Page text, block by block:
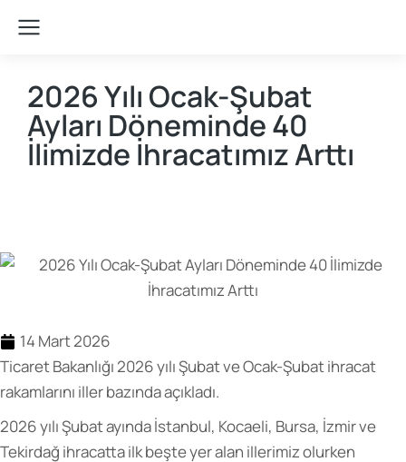
2026 Yılı Ocak-Şubat
Ayları Döneminde 40
İlimizde İhracatımız Arttı
14 Mart 2026
Ticaret Bakanlığı 2026 yılı Şubat ve Ocak-Şubat ihracat
rakamlarını iller bazında açıkladı.
2026 yılı Şubat ayında İstanbul, Kocaeli, Bursa, İzmir ve
Tekirdağ ihracatta ilk beşte yer alan illerimiz olurken